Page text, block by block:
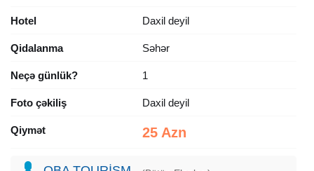
Hotel Daxil deyil
Qidalanma Səhər
Neçə günlük? 1
Foto çəkiliş Daxil deyil
Qiymət 25 Azn